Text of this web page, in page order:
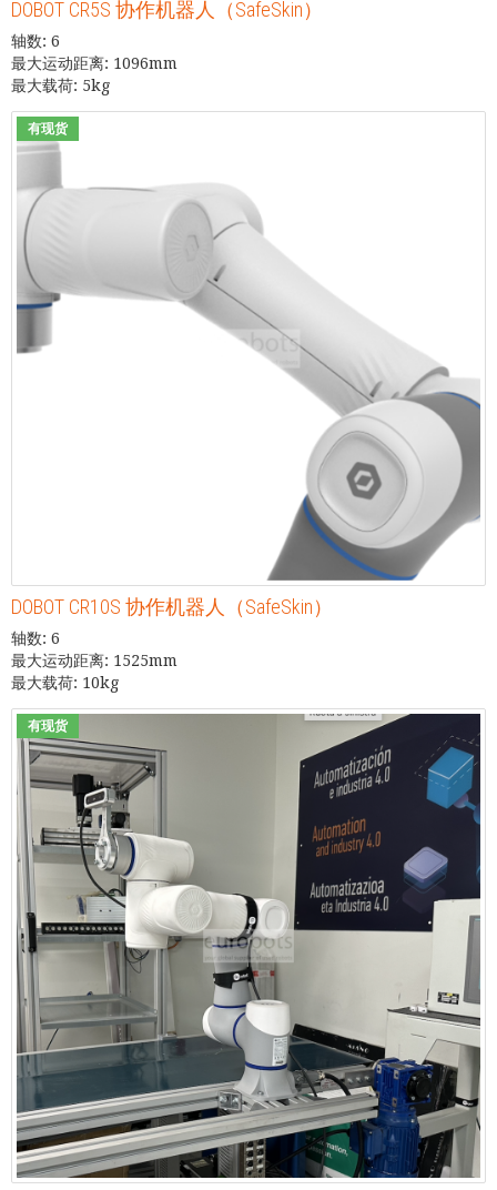
DOBOT CR5S 协作机器人（SafeSkin）
轴数: 6
最大运动距离: 1096mm
最大载荷: 5kg
有现货
DOBOT CR10S 协作机器人（SafeSkin）
轴数: 6
最大运动距离: 1525mm
最大载荷: 10kg
有现货